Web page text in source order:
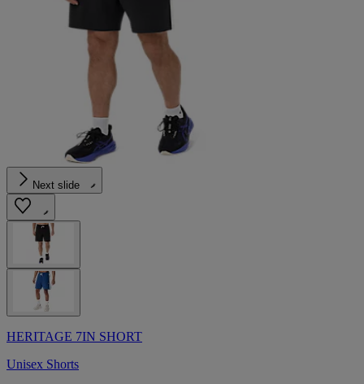
Next slide
HERITAGE 7IN SHORT
Unisex Shorts